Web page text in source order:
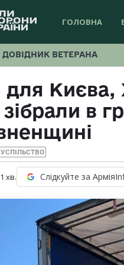
ГОЛОВНА
ДОВІДНИК ВЕТЕРАНА
для Києва,
в
хв. Слідкуйте за